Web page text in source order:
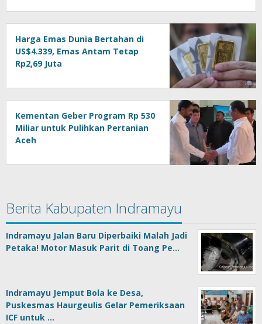
Harga Emas Dunia Bertahan di
US$4.339, Emas Antam Tetap
Rp2,69 Juta
Kementan Geber Program Rp 530
Miliar untuk Pulihkan Pertanian
Aceh
Berita Kabupaten Indramayu
Indramayu Jalan Baru Diperbaiki Malah Jadi
Petaka! Motor Masuk Parit di Toang Pe…
Indramayu Jemput Bola ke Desa,
Puskesmas Haurgeulis Gelar Pemeriksaan
ICF untuk …